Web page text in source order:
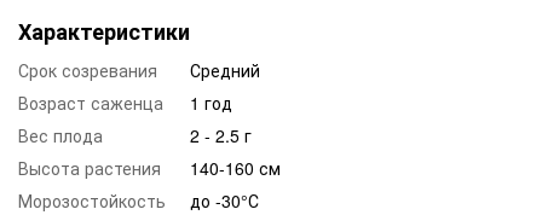
Характеристики
Срок созревания
Средний
Возраст саженца
1 год
Вес плода
2 - 2.5 г
Высота растения
140-160 см
Морозостойкость
до -30°С